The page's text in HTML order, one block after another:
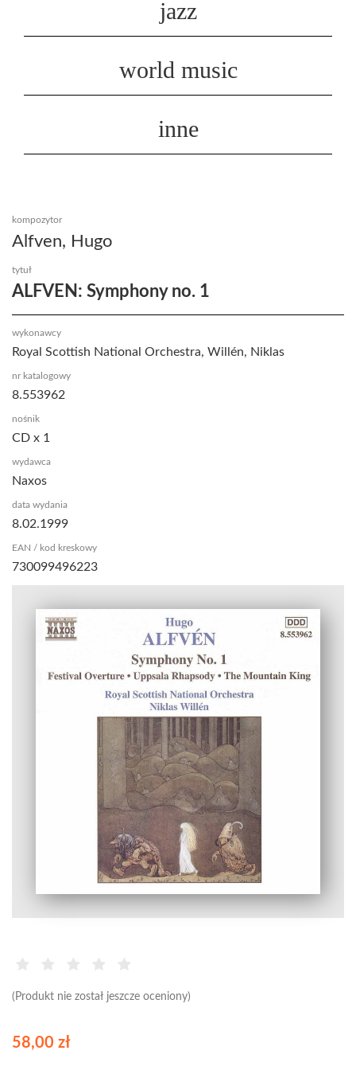
jazz
world music
inne
(Produkt nie został jeszcze oceniony)
kompozytor
Alfven, Hugo
tytuł
ALFVEN: Symphony no. 1
wykonawcy
Royal Scottish National Orchestra, Willén, Niklas
nr katalogowy
8.553962
nośnik
CD x 1
wydawca
Naxos
data wydania
8.02.1999
EAN / kod kreskowy
730099496223
58,00 zł